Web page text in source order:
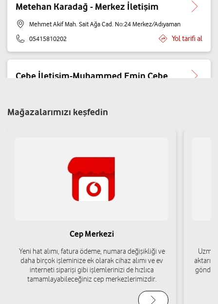
Metehan Karadağ - Merkez İletişim
Mehmet Akif Mah. Sait Ağa Cad. No:24 Merkez/Adıyaman
05415810202
Yol tarifi al
Cebe İletişim-Muhammed Emin Cebe
05385055202
TURGUT REİS MAH. SAKARYA CAD. NO:69B Merkez/Adıyaman
SIRATUT MAH. 9 EYLÜL CAD. NO:73/C Merkez/Adıyaman
Yol tarifi al
BARANCELL İLETİŞİM-CAFER ŞAHİN
YENİ MAH.KARAPINAR CAD.NO:124/A Merkez/Adıyaman
Mağazalarımızı keşfedin
Cep Merkezi
Yeni hat alımı, fatura ödeme, numara değişikliği ve
daha birçok işleminize ek olarak cihaz alımı ve ev
interneti siparişi gibi işlemlerinizi de hızlıca
tamamlayabileceğiniz cep merkezlerimizdir.